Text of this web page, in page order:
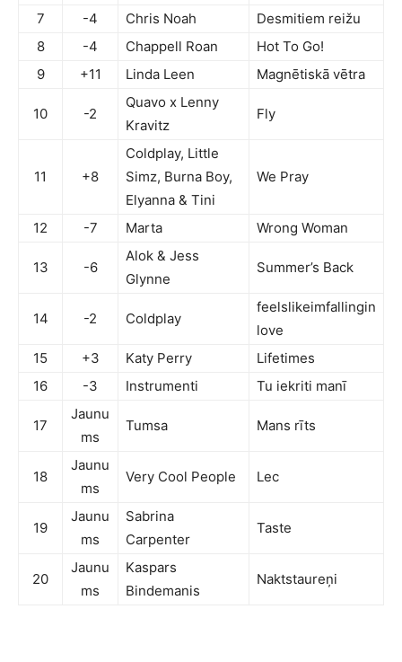
7
-4 Chris Noah
Desmitiem reižu
8
-4 Chappell Roan
Hot To Go!
9
+11 Linda Leen Magnētiskā vētra
10 -2
Quavo x Lenny
Kravitz
Fly
11 +8
Coldplay, Little
Simz, Burna Boy,
Elyanna & Tini
We Pray
12 -7 Marta Wrong Woman
13 -6
Alok & Jess
Glynne
Summer’s Back
14 -2 Coldplay
feelslikeimfallingin
love
15
+3 Katy Perry
Lifetimes
16
-3 Instrumenti Tu iekriti manī
17
Jaunu
ms
Tumsa Mans rīts
18
Jaunu
ms
Very Cool People Lec
19
Jaunu
ms
Sabrina
Carpenter
Taste
20
Jaunu
ms
Kaspars
Bindemanis
Naktstaureņi